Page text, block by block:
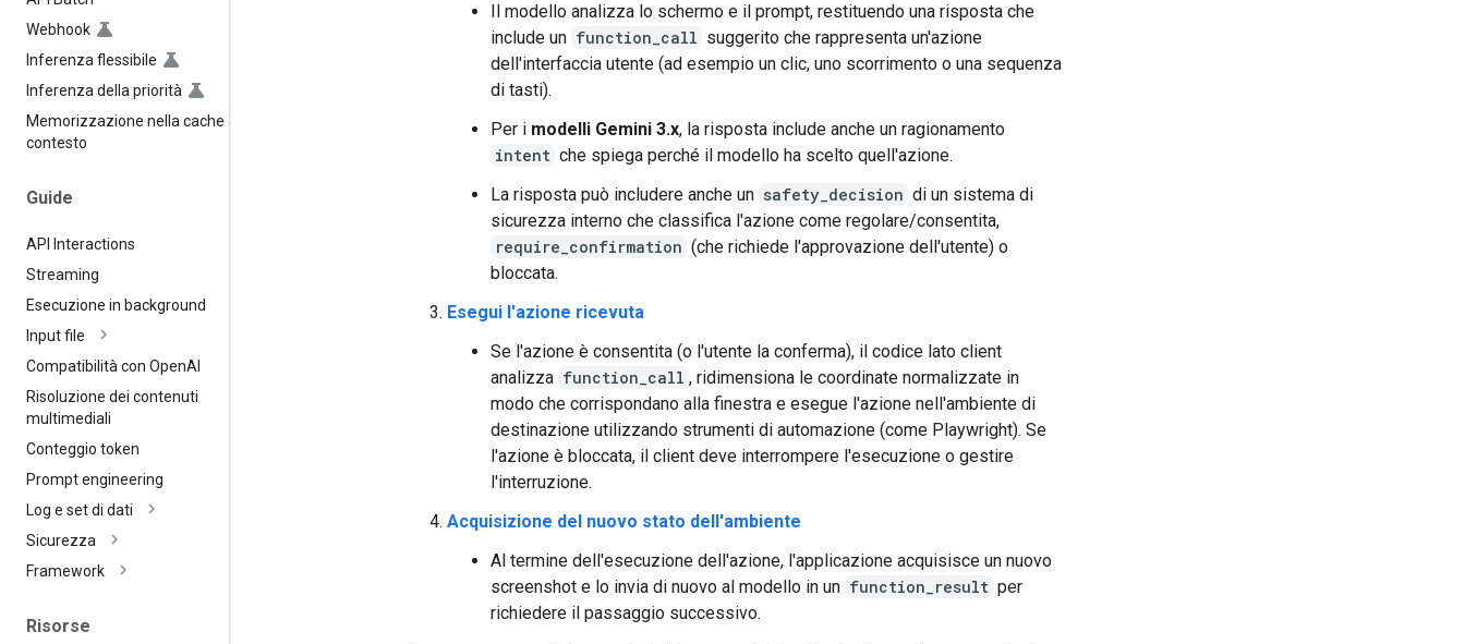
Webhook
Inferenza flessibile
Inferenza della priorità
Memorizzazione nella cache del
contesto
Guide
API Interactions
Streaming
Esecuzione in background
Input file
Compatibilità con OpenAI
Risoluzione dei contenuti
multimediali
Conteggio token
Prompt engineering
Log e set di dati
Sicurezza
Framework
Risorse
Il modello analizza lo schermo e il prompt, restituendo una risposta che
include un function_call suggerito che rappresenta un'azione
dell'interfaccia utente (ad esempio un clic, uno scorrimento o una sequenza
di tasti).
Per i modelli Gemini 3.x, la risposta include anche un ragionamento
intent che spiega perché il modello ha scelto quell'azione.
La risposta può includere anche un safety_decision di un sistema di
sicurezza interno che classifica l'azione come regolare/consentita,
require_confirmation (che richiede l'approvazione dell'utente) o
bloccata.
Esegui l'azione ricevuta
Se l'azione è consentita (o l'utente la conferma), il codice lato client
analizza function_call , ridimensiona le coordinate normalizzate in
modo che corrispondano alla finestra e esegue l'azione nell'ambiente di
destinazione utilizzando strumenti di automazione (come Playwright). Se
l'azione è bloccata, il client deve interrompere l'esecuzione o gestire
l'interruzione.
Acquisizione del nuovo stato dell'ambiente
Al termine dell'esecuzione dell'azione, l'applicazione acquisisce un nuovo
screenshot e lo invia di nuovo al modello in un function_result per
richiedere il passaggio successivo.